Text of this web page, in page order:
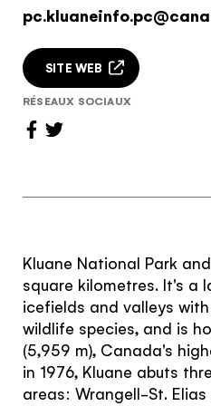
SITE WEB
RÉSEAUX SOCIAUX
Kluane National Park
square kilometres. It's a
icefields and valleys
wildlife species, and is
(5,959 m), Canada's
in 1976, Kluane abuts
areas: Wrangell-St.